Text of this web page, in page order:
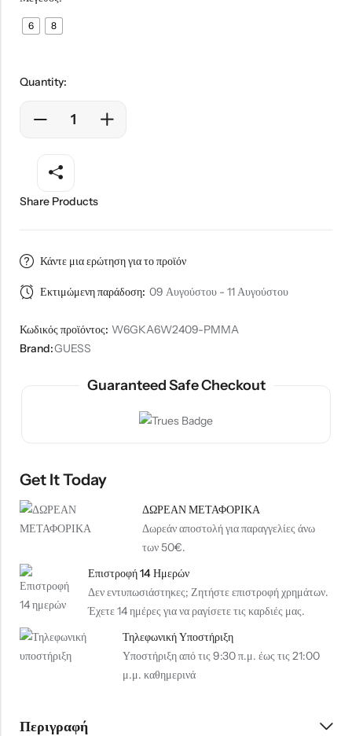
6 8
Quantity:
Share Products
Κάντε μια ερώτηση για το προϊόν
Εκτιμώμενη παράδοση: 09 Αυγούστου - 11 Αυγούστου
Κωδικός προϊόντος: W6GKA6W2409-PMMA
Brand:GUESS
Guaranteed Safe Checkout
Get It Today
ΔΩΡΕΑΝ ΜΕΤΑΦΟΡΙΚΑ
Δωρεάν αποστολή για παραγγελίες άνω
των 50€.
Επιστροφή 14 Ημερών
Δεν εντυπωσιάστηκες; Ζητήστε επιστροφή χρημάτων.
Έχετε 14 ημέρες για να ραγίσετε τις καρδιές μας.
Τηλεφωνική Υποστήριξη
Υποστήριξη από τις 9:30 π.μ. έως τις 21:00
μ.μ. καθημερινά
Περιγραφή